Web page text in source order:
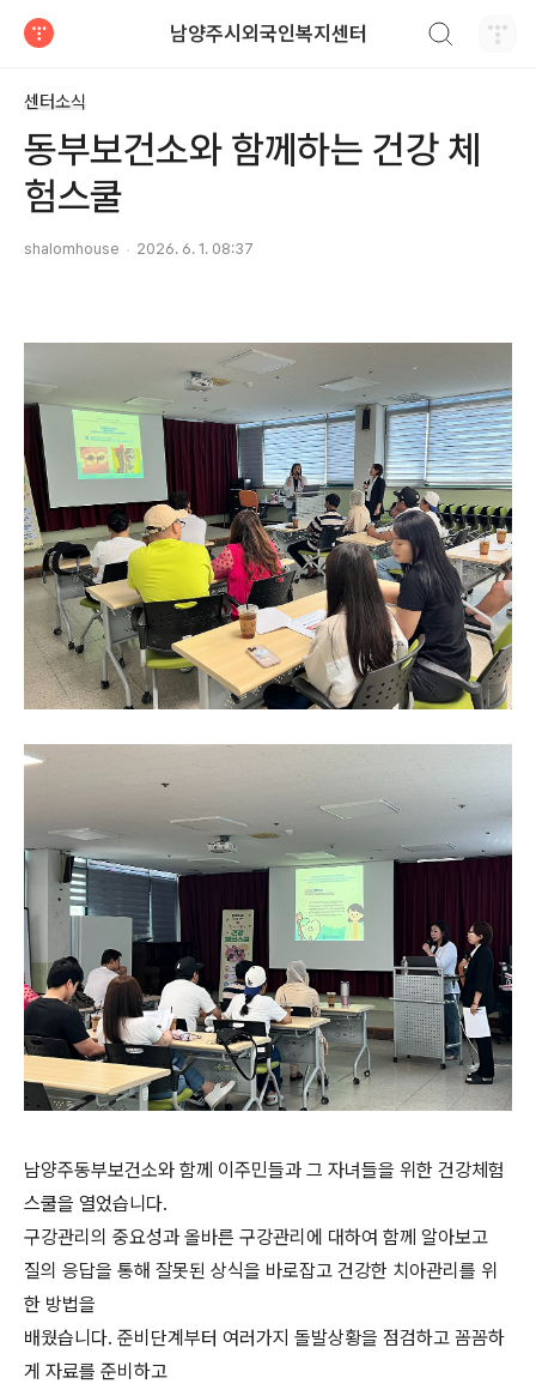
남양주시외국인복지센터
센터소식
동부보건소와 함께하는 건강 체
험스쿨
shalomhouse 2026. 6. 1. 08:37
남양주동부보건소와 함께 이주민들과 그 자녀들을 위한 건강체험
스쿨을 열었습니다.
구강관리의 중요성과 올바른 구강관리에 대하여 함께 알아보고
질의 응답을 통해 잘못된 상식을 바로잡고 건강한 치아관리를 위
한 방법을
배웠습니다. 준비단계부터 여러가지 돌발상황을 점검하고 꼼꼼하
게 자료를 준비하고